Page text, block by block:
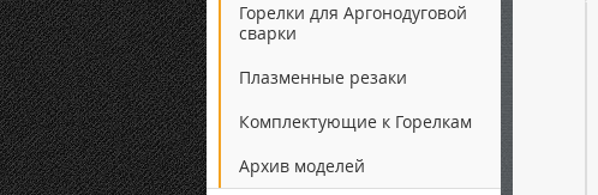
Горелки для Аргонодуговой
сварки
Плазменные резаки
Комплектующие к Горелкам
Архив моделей